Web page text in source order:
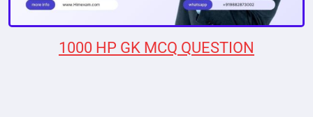
1000 HP GK MCQ QUESTION